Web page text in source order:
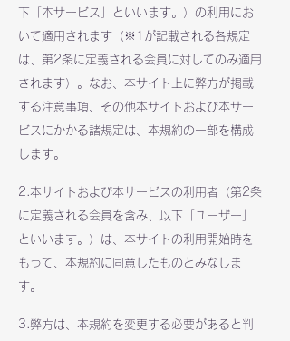
下「本サービス」といいます。）の利用にお
いて適用されます（※1が記載される各規定
は、第2条に定義される会員に対してのみ適用
されます）。なお、本サイト上に弊方が掲載
する注意事項、その他本サイトおよび本サー
ビスにかかる諸規定は、本規約の一部を構成
します。
2.本サイトおよび本サービスの利用者（第2条
に定義される会員を含み、以下「ユーザー」
といいます。）は、本サイトの利用開始時を
もって、本規約に同意したものとみなしま
す。
3.弊方は、本規約を変更する必要があると判